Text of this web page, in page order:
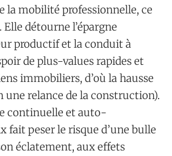
la mobilité professionnelle, ce
détourne l’épargne
productif et la conduit à
de plus-values rapides et
immobiliers, d’où la hausse
une relance de la construction).
continuelle et auto-
fait peser le risque d’une bulle
éclatement, aux effets